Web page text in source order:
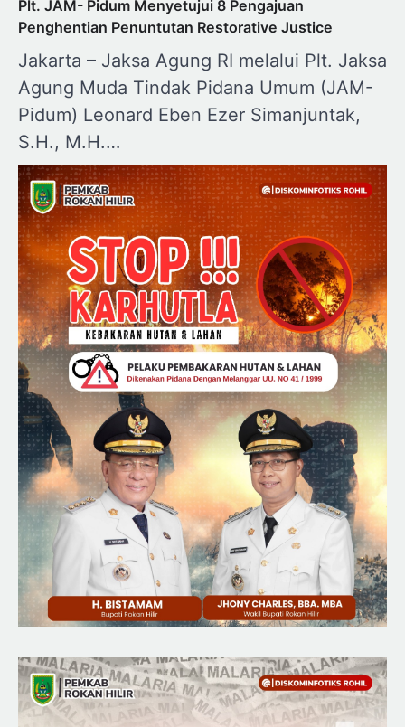
Plt. JAM- Pidum Menyetujui 8 Pengajuan
Penghentian Penuntutan Restorative Justice
Jakarta – Jaksa Agung RI melalui Plt. Jaksa
Agung Muda Tindak Pidana Umum (JAM-
Pidum) Leonard Eben Ezer Simanjuntak,
S.H., M.H.…